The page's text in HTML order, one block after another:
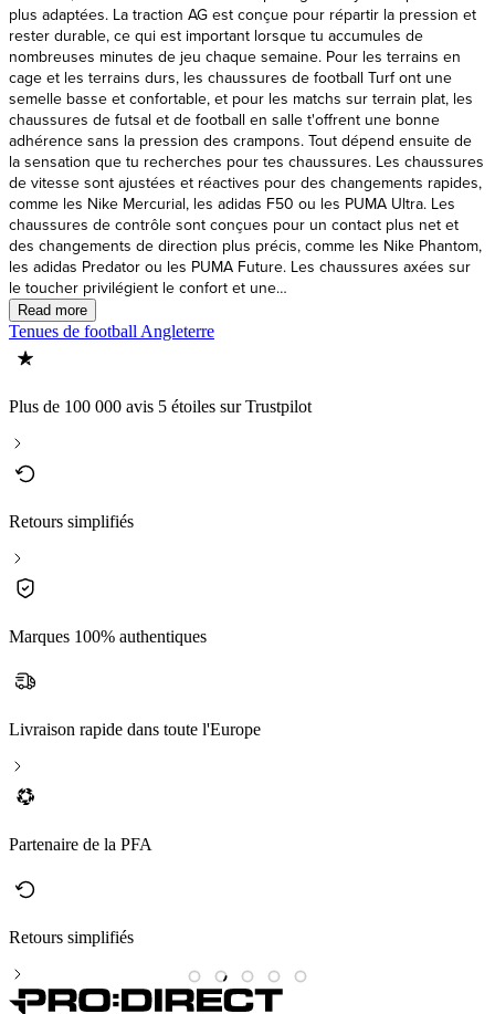
Tenues de football Angleterre
Plus de 100 000 avis 5 étoiles sur Trustpilot
Retours simplifiés
Marques 100% authentiques
Livraison rapide dans toute l'Europe
Partenaire de la PFA
Retours simplifiés